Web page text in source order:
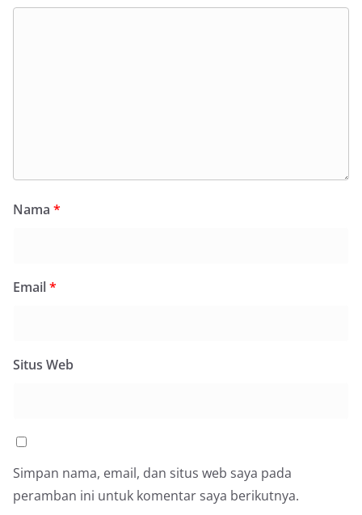
Nama *
Email*
Situs Web
Simpan nama, email, dan situs web saya pada
peramban ini untuk komentar saya berikutnya.